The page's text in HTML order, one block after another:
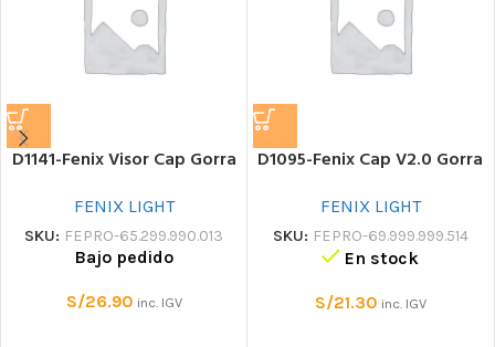
D1141-Fenix Visor Cap Gorra
FENIX LIGHT
SKU: FEPRO-65.299.990.013
Bajo pedido
S/26.90 inc. IGV
D1095-Fenix Cap V2.0 Gorra
FENIX LIGHT
SKU: FEPRO-69.999.999.514
En stock
S/21.30 inc. IGV